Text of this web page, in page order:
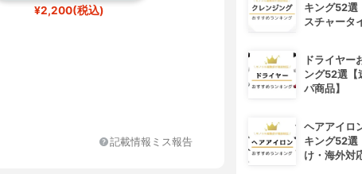
¥2,200(税込)
記載情報ミス報告
キング52選
スチャータ
ドライヤー
ング52選【
パ商品】
ヘアアイロ
キング52選
け・海外対